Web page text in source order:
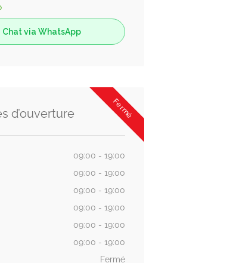
Chat via WhatsApp
Fermé
d’ouverture
09:00 - 19:00
09:00 - 19:00
09:00 - 19:00
09:00 - 19:00
09:00 - 19:00
09:00 - 19:00
Fermé